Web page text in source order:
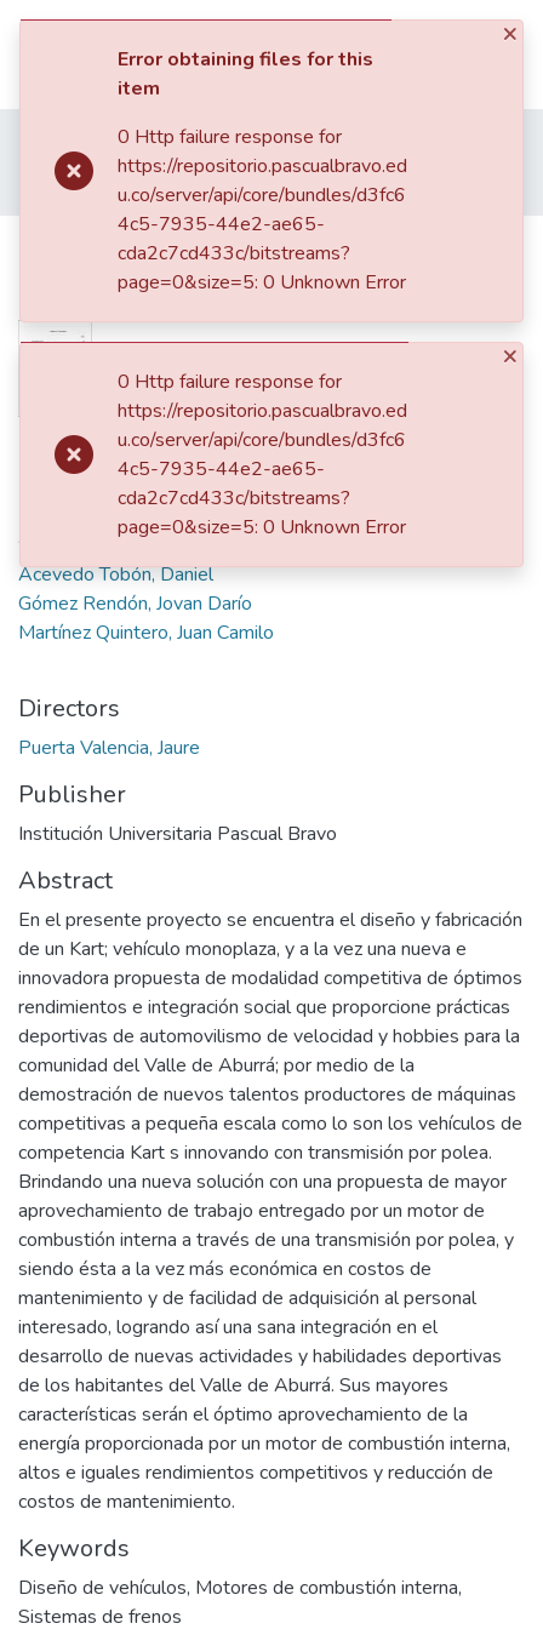
Communities & Collections
All of DSpace
Trabajos de Grado
Pregrado
Facultad de Ingeniería
Diseño y fabricación de karts por polea
Diseño y fabricación de karts por
Date
Authors
Acevedo Tobón, Daniel
Gómez Rendón, Jovan Darío
Martínez Quintero, Juan Camilo
Directors
Puerta Valencia, Jaure
Publisher
Institución Universitaria Pascual Bravo
Abstract
En el presente proyecto se encuentra el diseño y fabricación
de un Kart; vehículo monoplaza, y a la vez una nueva e
innovadora propuesta de modalidad competitiva de óptimos
rendimientos e integración social que proporcione prácticas
deportivas de automovilismo de velocidad y hobbies para la
comunidad del Valle de Aburrá; por medio de la
demostración de nuevos talentos productores de máquinas
competitivas a pequeña escala como lo son los vehículos de
competencia Kart s innovando con transmisión por polea.
Brindando una nueva solución con una propuesta de mayor
aprovechamiento de trabajo entregado por un motor de
combustión interna a través de una transmisión por polea, y
siendo ésta a la vez más económica en costos de
mantenimiento y de facilidad de adquisición al personal
interesado, logrando así una sana integración en el
desarrollo de nuevas actividades y habilidades deportivas
de los habitantes del Valle de Aburrá. Sus mayores
características serán el óptimo aprovechamiento de la
energía proporcionada por un motor de combustión interna,
altos e iguales rendimientos competitivos y reducción de
costos de mantenimiento.
Keywords
Diseño de vehículos, Motores de combustión interna,
Sistemas de frenos
×
Error obtaining files for this
item
0 Http failure response for
https://repositorio.pascualbravo.ed
u.co/server/api/core/bundles/d3fc6
4c5-7935-44e2-ae65-
cda2c7cd433c/bitstreams?
page=0&size=5: 0 Unknown Error
×
0 Http failure response for
https://repositorio.pascualbravo.ed
u.co/server/api/core/bundles/d3fc6
4c5-7935-44e2-ae65-
cda2c7cd433c/bitstreams?
page=0&size=5: 0 Unknown Error